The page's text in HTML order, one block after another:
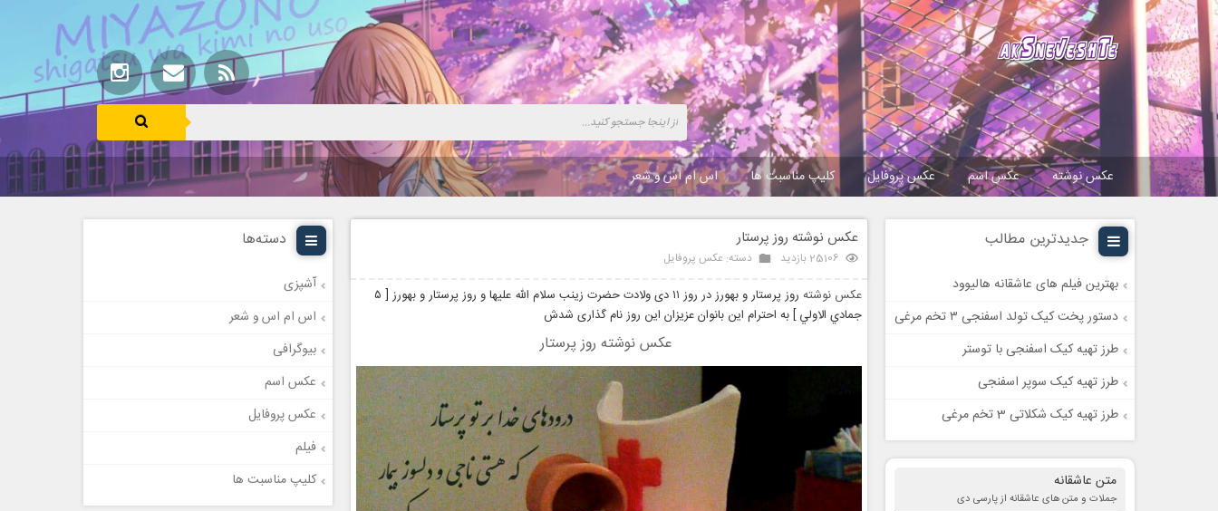
عکس نوشته عکس اسم عکس پروفایل کلیپ مناسبت ها اس ام اس و شعر
جدیدترین مطالب
بهترین فیلم های عاشقانه هالیوود
دستور پخت کیک تولد اسفنجی ۳ تخم مرغی
طرز تهیه کیک اسفنجی با توستر
طرز تهیه کیک سوپر اسفنجی
طرز تهیه کیک شکلاتی 3 تخم مرغی
متن عاشقانه
جملات و متن های عاشقانه از پارسی دی
عکس نوشته روز پرستار
25106 بازدید دسته: عکس پروفایل
عکس نوشته
روز پرستار و بهورز در روز ۱۱ دی ولادت حضرت زینب سلام الله علیها و روز پرستار و بهورز [ ٥
جمادي الاولي ] به احترام این بانوان عزیزان این روز نام گذاری شدش
عکس نوشته روز پرستار
دسته‌ها
آشپزی
اس ام اس و شعر
بیوگرافی
عکس اسم
عکس پروفایل
فیلم
کلیپ مناسبت ها